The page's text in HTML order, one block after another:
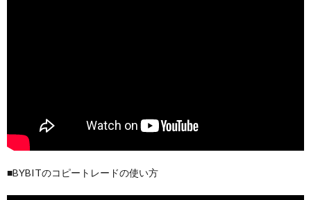
■BYBITのコピートレードの使い方